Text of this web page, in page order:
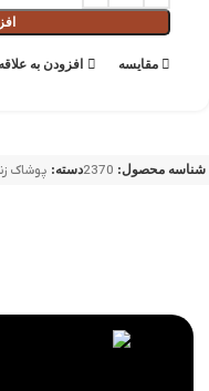
مقايسه افزودن به
شناسه محصول: 2370دسته: پوشاک